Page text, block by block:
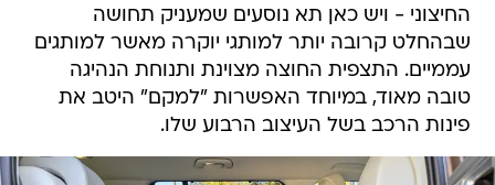
החיצוני - ויש כאן תא נוסעים שמעניק תחושה
שבהחלט קרובה יותר למותגי יוקרה מאשר למותגים
עממיים. התצפית החוצה מצוינת ותנוחת הנהיגה
טובה מאוד, במיוחד האפשרות "למקם" היטב את
פינות הרכב בשל העיצוב הרבוע שלו.